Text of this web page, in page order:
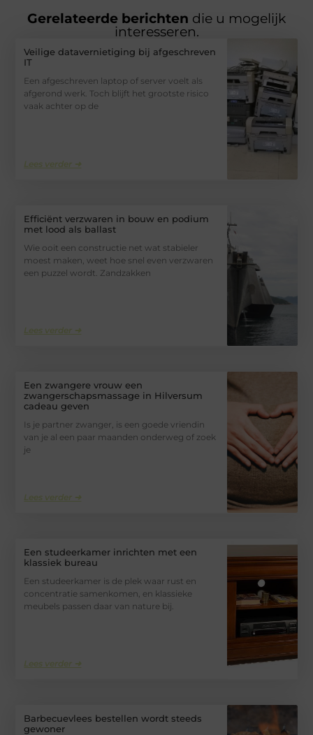
Gerelateerde berichten die u mogelijk
interesseren.
Veilige datavernietiging bij afgeschreven
IT
Een afgeschreven laptop of server voelt als
afgerond werk. Toch blijft het grootste risico
vaak achter op de
Lees verder ➜
Efficiënt verzwaren in bouw en podium
met lood als ballast
Wie ooit een constructie net wat stabieler
moest maken, weet hoe snel even verzwaren
een puzzel wordt. Zandzakken
Lees verder ➜
Een zwangere vrouw een
zwangerschapsmassage in Hilversum
cadeau geven
Is je partner zwanger, is een goede vriendin
van je al een paar maanden onderweg of zoek
je
Lees verder ➜
Een studeerkamer inrichten met een
klassiek bureau
Een studeerkamer is de plek waar rust en
concentratie samenkomen, en klassieke
meubels passen daar van nature bij.
Lees verder ➜
Barbecuevlees bestellen wordt steeds
gewoner